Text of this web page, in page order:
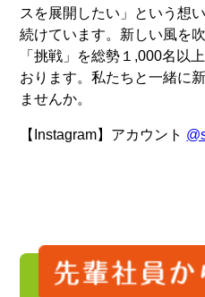
スを展開したい」という想
続けています。新しい風を
「挑戦」を総勢１,000名以
おります。私たちと一緒に
ませんか。
【Instagram】アカウント